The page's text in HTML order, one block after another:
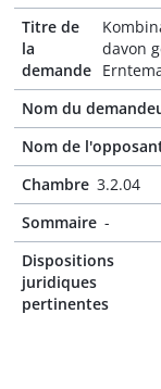
Titre de
la
demande
davon
Nom du
Nom de
Chambre 3.2.04
Sommaire -
Dispositions
juridiques
pertinentes